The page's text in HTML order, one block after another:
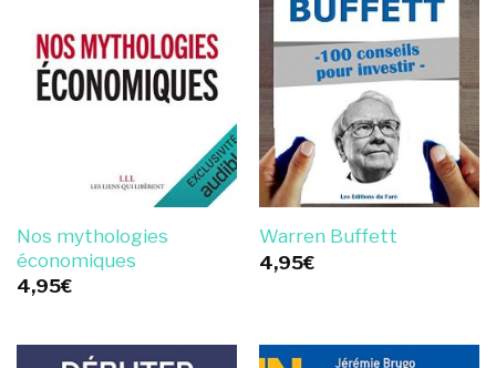
Nos mythologies
économiques
4,95€
Warren Buffett
4,95€